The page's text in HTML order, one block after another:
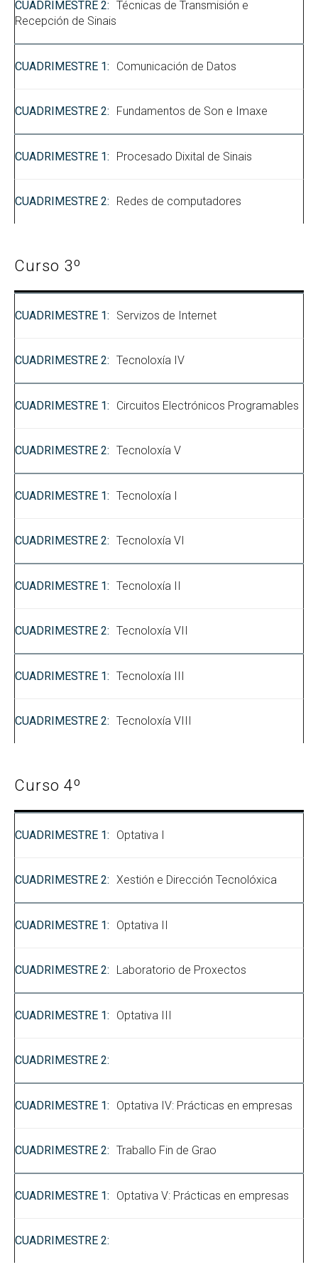
Técnicas de Transmisión e
Recepción de Sinais
Comunicación de Datos
Fundamentos de Son e Imaxe
Procesado Dixital de Sinais
Redes de computadores
Curso 3º
Servizos de Internet
Tecnoloxía IV
Circuitos Electrónicos Programables
Tecnoloxía V
Tecnoloxía I
Tecnoloxía VI
Tecnoloxía II
Tecnoloxía VII
Tecnoloxía III
Tecnoloxía VIII
Curso 4º
Optativa I
Xestión e Dirección Tecnolóxica
Optativa II
Laboratorio de Proxectos
Optativa III
Optativa IV: Prácticas en empresas
Traballo Fin de Grao
Optativa V: Prácticas en empresas